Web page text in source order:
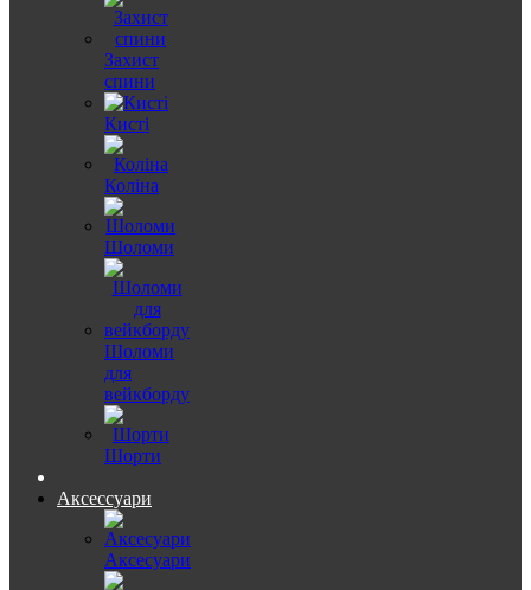
Захист
спини
Кисті
Коліна
Шоломи
Шоломи
для
вейкборду
Шорти
Аксессуари
Аксесуари